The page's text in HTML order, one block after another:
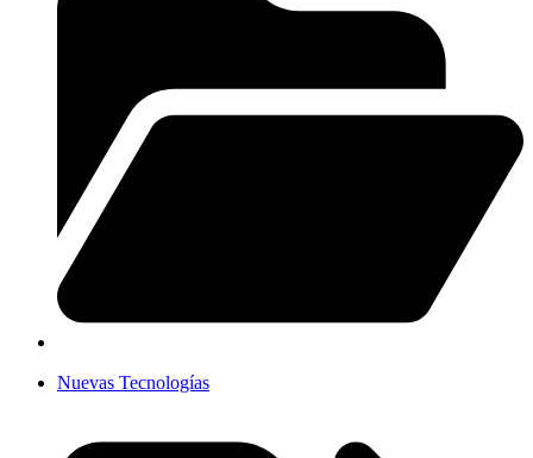
Nuevas Tecnologías